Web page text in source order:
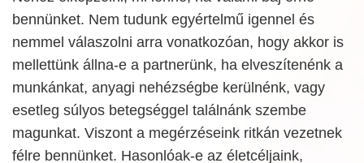
bennünket. Nem tudunk egyértelmű igennel és
nemmel válaszolni arra vonatkozóan, hogy akkor is
mellettünk állna-e a partnerünk, ha elveszítenénk a
munkánkat, anyagi nehézségbe kerülnénk, vagy
esetleg súlyos betegséggel találnánk szembe
magunkat. Viszont a megérzéseink ritkán vezetnek
félre bennünket. Hasonlóak-e az életcéljaink,